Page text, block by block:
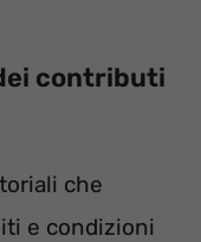
contributi
che
e condizioni